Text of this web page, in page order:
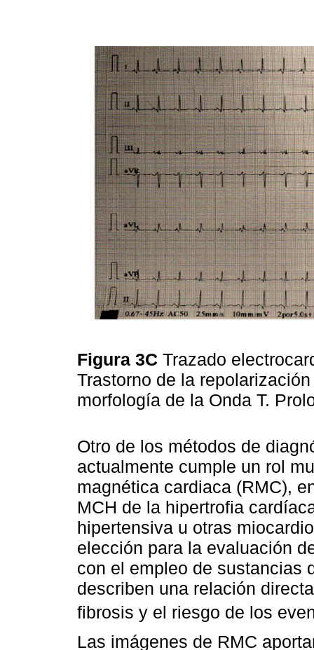
Figura 3C Trazado
Trastorno de la
morfología de la Onda T.
Otro de los métodos de
actualmente cumple un rol
magnética cardiaca (RMC),
MCH de la hipertrofia
hipertensiva u otras
elección para la evaluación
con el empleo de sustancias
describen una relación
fibrosis y el riesgo de los
Las imágenes de RMC